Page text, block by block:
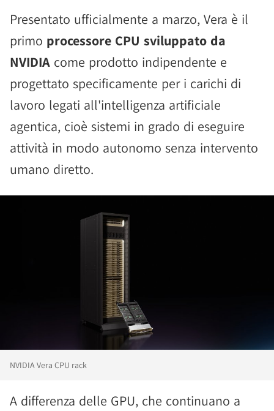
Presentato ufficialmente a marzo, Vera è il
primo processore CPU sviluppato da
NVIDIA come prodotto indipendente e
progettato specificamente per i carichi di
lavoro legati all'intelligenza artificiale
agentica, cioè sistemi in grado di eseguire
attività in modo autonomo senza intervento
umano diretto.
NVIDIA Vera CPU rack
A differenza delle GPU, che continuano a